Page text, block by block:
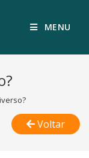
MENU
Voltar